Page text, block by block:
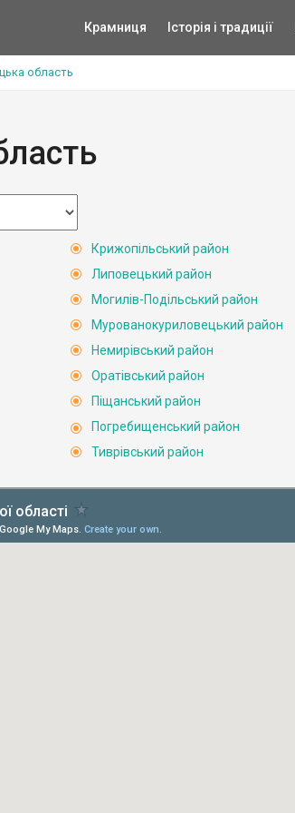
Крамниця Історія і традиції
область
Крижопільський район
Липовецький район
Могилів-Подільський район
Мурованокуриловецький район
Немирівський район
Оратівський район
Піщанський район
Погребищенський район
Тиврівський район